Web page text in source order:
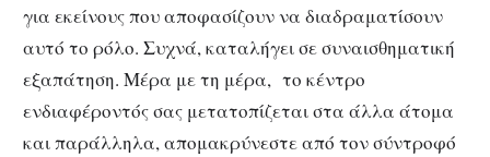
για εκείνους που αποφασίζουν να διαδραματίσουν
αυτό το ρόλο. Συχνά, καταλήγει σε συναισθηματική
εξαπάτηση. Μέρα με τη μέρα, το κέντρο
ενδιαφέροντός σας μετατοπίζεται στα άλλα άτομα
και παράλληλα, απομακρύνεστε από τον σύντροφό